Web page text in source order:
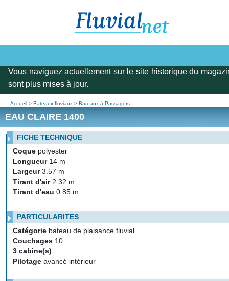
Vous naviguez actuellement sur le site historique du
sont plus mises à jour.
Accueil > Bateaux fluviaux > Bateaux à Passagers
EAU CLAIRE 1400
FICHE TECHNIQUE
Coque polyester
Longueur 14 m
Largeur 3.57 m
Tirant d'air 2.32 m
Tirant d'eau 0.85 m
PARTICULARITES
Catégorie bateau de plaisance fluvial
Couchages 10
3 cabine(s)
Pilotage avancé intérieur